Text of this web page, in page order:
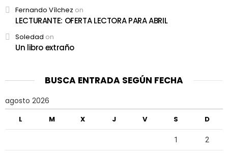
Fernando Vílchez on
LECTURANTE: OFERTA LECTORA PARA ABRIL
Soledad on
Un libro extraño
BUSCA ENTRADA SEGÚN FECHA
agosto 2026
L M X J V S D
1 2